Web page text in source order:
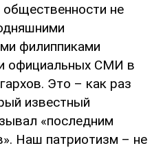
не
филиппиками
официальных СМИ в
Это – как раз
известный
«последним
Наш патриотизм – не